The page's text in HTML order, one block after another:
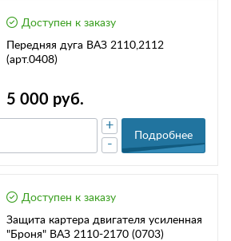
Доступен к заказу
Передняя дуга ВАЗ 2110,2112
(арт.0408)
5 000 руб.
-
+
Подробнее
Доступен к заказу
Защита картера двигателя усиленная
"Броня" ВАЗ 2110-2170 (0703)